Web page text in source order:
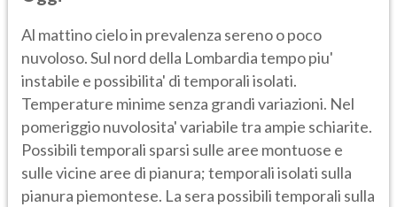
Al mattino cielo in prevalenza sereno o poco
nuvoloso. Sul nord della Lombardia tempo piu'
instabile e possibilita' di temporali isolati.
Temperature minime senza grandi variazioni. Nel
pomeriggio nuvolosita' variabile tra ampie schiarite.
Possibili temporali sparsi sulle aree montuose e
sulle vicine aree di pianura; temporali isolati sulla
pianura piemontese. La sera possibili temporali sulla